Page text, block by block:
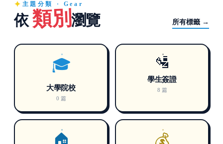
主題分類 · Gear
依 類別瀏覽 所有標籤 →
🎓
大學院校
0 篇
🛂
學生簽證
8 篇